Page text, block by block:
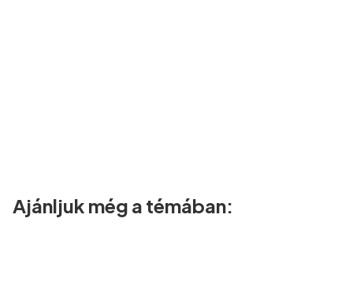
Ajánljuk még a témában: